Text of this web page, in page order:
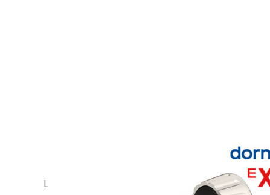
Lieferzeit ca. 5-7 Werktage (zzgl. Versand)